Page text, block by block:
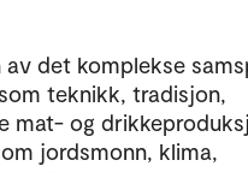
det komplekse
teknikk, tradisjon,
mat- og
jordsmonn, klima,